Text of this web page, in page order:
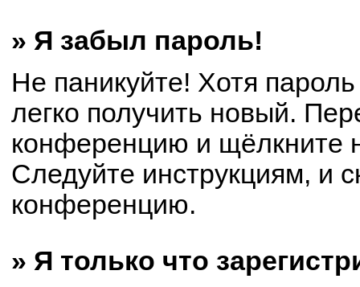
» Я забыл пароль!
Не паникуйте! Хотя
легко получить новый.
конференцию и щёлкните
Следуйте инструкциям, и
конференцию.
» Я только что